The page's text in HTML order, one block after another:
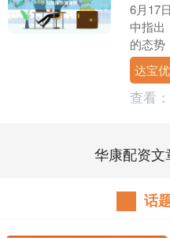
6月17
中指出
的态势
资者需
的整体
达宝
查看：
华康配资
话